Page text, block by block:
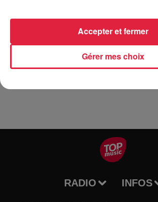
Faites chauffer le moteur, attachez votre
parti !
RADIO INFOS
Gérer mes choix
Accepter et fermer